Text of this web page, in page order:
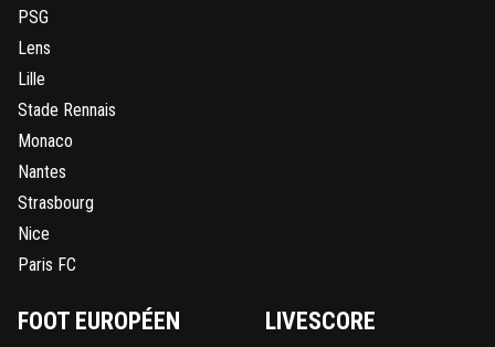
PSG
Lens
Lille
Stade Rennais
Monaco
Nantes
Strasbourg
Nice
Paris FC
FOOT EUROPÉEN LIVESCORE